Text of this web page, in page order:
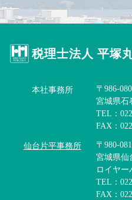
税理士法人 平塚
本社事務所
〒986-
宮城県石
TEL：
FAX：
仙台片平事務所
〒980-
宮城県仙
ロイヤー
TEL：
FAX：